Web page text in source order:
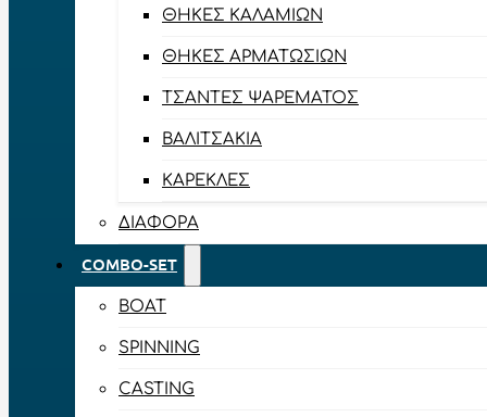
ΘΉΚΕΣ ΚΑΛΑΜΙΏΝ
ΘΉΚΕΣ ΑΡΜΑΤΩΣΙΏΝ
ΤΣΆΝΤΕΣ ΨΑΡΈΜΑΤΟΣ
ΒΑΛΙΤΣΆΚΙΑ
ΚΑΡΈΚΛΕΣ
ΔΙΆΦΟΡΑ
COMBO-SET
BOAT
SPINNING
CASTING